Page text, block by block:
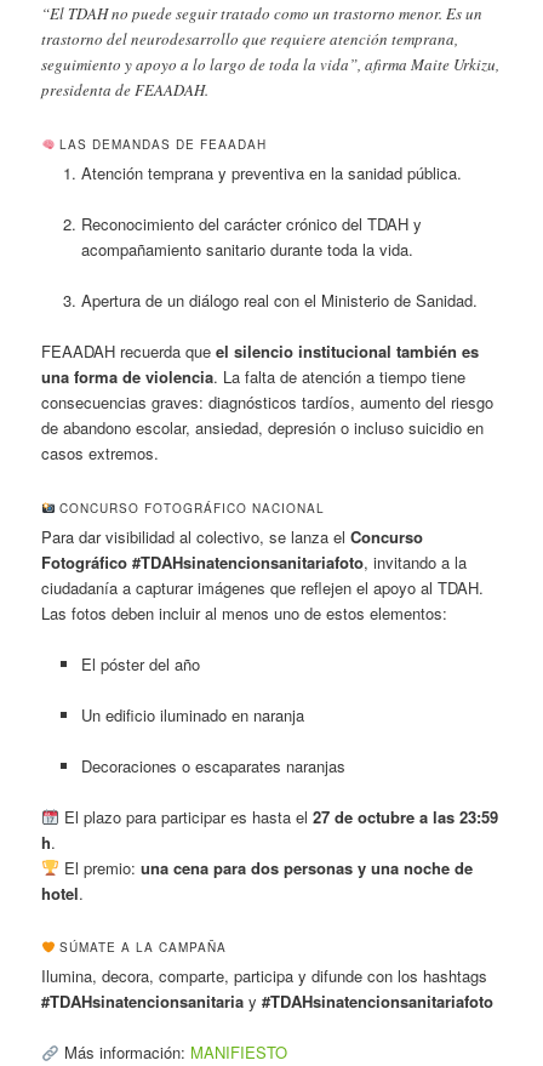
“El TDAH no puede seguir tratado como un trastorno menor. Es un
trastorno del neurodesarrollo que requiere atención temprana,
seguimiento y apoyo a lo largo de toda la vida”, afirma Maite Urkizu,
presidenta de FEAADAH.
LAS DEMANDAS DE FEAADAH
Atención temprana y preventiva en la sanidad pública.
Reconocimiento del carácter crónico del TDAH y
acompañamiento sanitario durante toda la vida.
Apertura de un diálogo real con el Ministerio de Sanidad.
FEAADAH recuerda queel silencio institucional también es
una forma de violencia. La falta de atención a tiempo tiene
consecuencias graves: diagnósticos tardíos, aumento del riesgo
de abandono escolar, ansiedad, depresión o incluso suicidio en
casos extremos.
CONCURSO FOTOGRÁFICO NACIONAL
Para dar visibilidad al colectivo, se lanza elConcurso
Fotográfico #TDAHsinatencionsanitariafoto, invitando a la
ciudadanía a capturar imágenes que reflejen el apoyo al TDAH.
Las fotos deben incluir al menos uno de estos elementos:
El póster del año
Un edificio iluminado en naranja
Decoraciones o escaparates naranjas
El plazo para participar es hasta el 27 de octubre a las 23:59
h.
El premio: una cena para dos personas y una noche de
hotel.
SÚMATE A LA CAMPAÑA
Ilumina, decora, comparte, participa y difunde con los hashtags
#TDAHsinatencionsanitaria y#TDAHsinatencionsanitariafoto
Más información: MANIFIESTO